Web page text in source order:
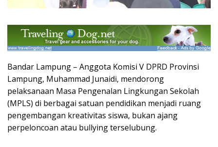
Bandar Lampung – Anggota Komisi V DPRD Provinsi
Lampung, Muhammad Junaidi, mendorong
pelaksanaan Masa Pengenalan Lingkungan Sekolah
(MPLS) di berbagai satuan pendidikan menjadi ruang
pengembangan kreativitas siswa, bukan ajang
perpeloncoan atau bullying terselubung.